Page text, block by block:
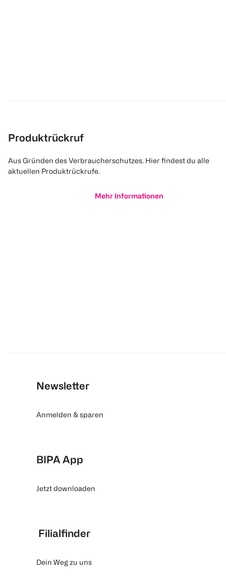
Produktrückruf
Aus Gründen des Verbraucherschutzes. Hier findest du alle
aktuellen Produktrückrufe.
Mehr Informationen
Newsletter
Anmelden & sparen
BIPA App
Jetzt downloaden
Filialfinder
Dein Weg zu uns